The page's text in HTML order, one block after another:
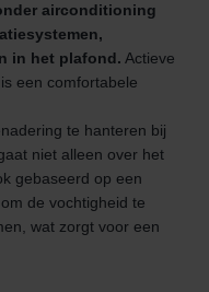
airconditioning
in het plafond. Actieve
een comfortabele
te hanteren bij
niet alleen over het
gebaseerd op een
de vochtigheid te
wat zorgt voor een